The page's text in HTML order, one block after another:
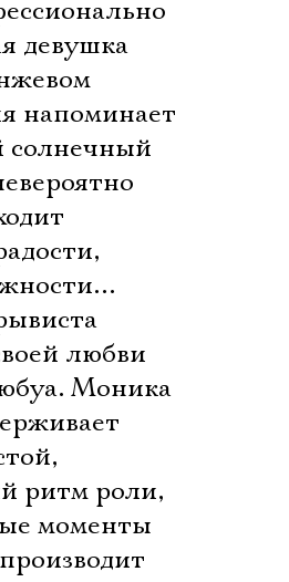
девушка
напоминает
любви
Моника
ритм роли,
моменты